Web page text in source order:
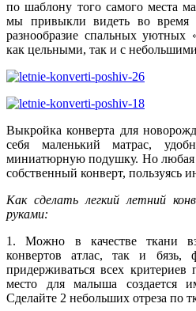
по шаблону того самого места
мы привыкли видеть во время
разнообразие спальных уютных
как цельными, так и с
Выкройка конверта для
себя маленький матрас,
миниатюрную подушку. Но любая
собственный конверт, пользуясь
Как сделать легкий летний
руками:
1. Можно в качестве ткани
конвертов атлас, так и бязь,
придерживаться всех
место для малыша создается
Сделайте 2 небольших отреза по